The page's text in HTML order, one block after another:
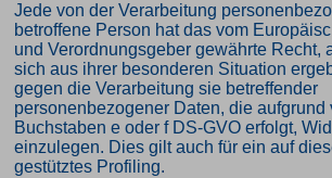
Jede von der Verarbeitung
betroffene Person hat das vom
und Verordnungsgeber gewährte Recht,
sich aus ihrer besonderen Situation
gegen die Verarbeitung sie betreffender
personenbezogener Daten, die aufgrund
Buchstaben e oder f DS-GVO erfolgt,
einzulegen. Dies gilt auch für ein auf
gestütztes Profiling.